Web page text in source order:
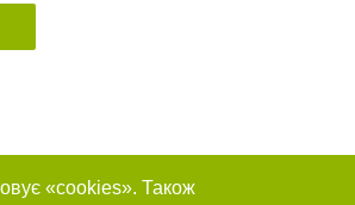
«cookies». Також